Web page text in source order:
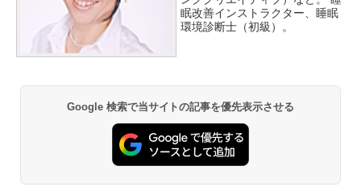
眠改善インストラクター、睡眠
環境診断士（初級）。
Google 検索で当サイトの記事を優先表示させる